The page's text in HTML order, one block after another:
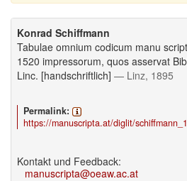
Konrad Schiffmann
Tabulae omnium codicum manu
1520 impressorum, quos asservat
Linc. [handschriftlich] — Linz, 1895
Permalink:
https://manuscripta.at/diglit/
Kontakt und Feedback:
manuscripta@oeaw.ac.at